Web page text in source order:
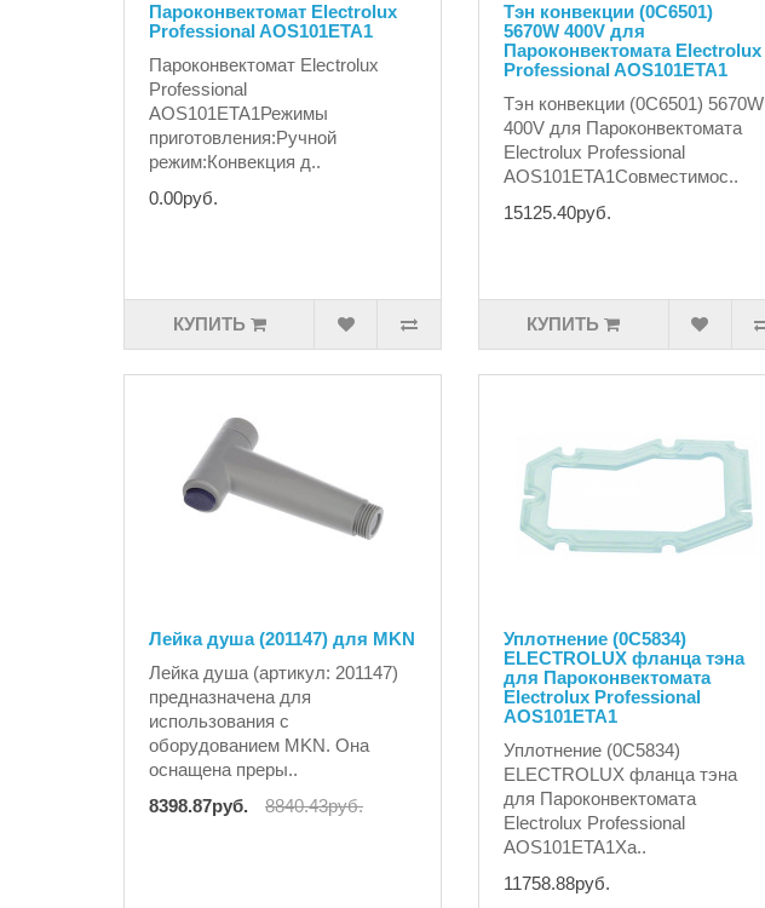
Пароконвектомат Electrolux
Professional AOS101ETA1
Пароконвектомат Electrolux
Professional
AOS101ETA1Режимы
приготовления:Ручной
режим:Конвекция д..
0.00руб.
КУПИТЬ
Тэн конвекции (0C6501)
5670W 400V для
Пароконвектомата Electrolux
Professional AOS101ETA1
Тэн конвекции (0C6501) 5670W
400V для Пароконвектомата
Electrolux Professional
AOS101ETA1Совместимос..
15125.40руб.
КУПИТЬ
Лейка душа (201147) для MKN
Лейка душа (артикул: 201147)
предназначена для
использования с
оборудованием MKN. Она
оснащена преры..
8398.87руб.
8840.43руб.
Уплотнение (0C5834)
ELECTROLUX фланца тэна
для Пароконвектомата
Electrolux Professional
AOS101ETA1
Уплотнение (0C5834)
ELECTROLUX фланца тэна
для Пароконвектомата
Electrolux Professional
AOS101ETA1Ха..
11758.88руб.